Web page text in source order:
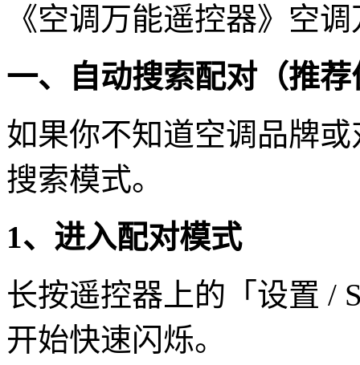
《空调万能遥控器》空
一、自动搜索配对（推
如果你不知道空调品牌
搜索模式。
1、进入配对模式
长按遥控器上的「设置 /
开始快速闪烁。